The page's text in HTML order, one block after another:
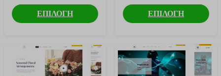
ΕΠΙΛΟΓΗ ΕΠΙΛΟΓΗ